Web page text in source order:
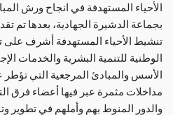
الأحياء المستهدفة في انجاح ورش
بجماعة الدشيرة الجهادية، بعدها
تنشيط الأحياء المستهدفة أشرف على
الوطنية للتنمية البشرية والخدمات
الأسس والمبادئ المرجعية التي تؤطر
مداخلات مثمرة عبر فيها أعضاء فرق
والدور المنوط بهم وأملهم في تطوير